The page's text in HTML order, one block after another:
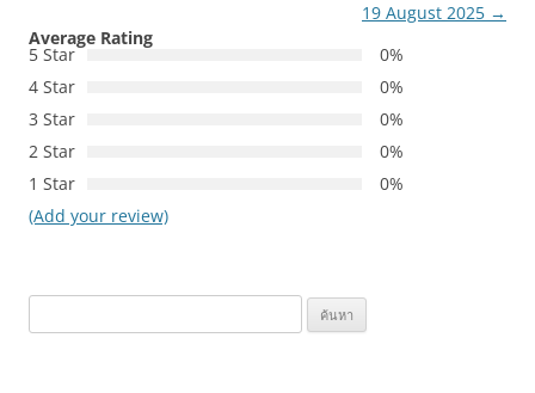
19 August 2025 →
Average Rating
5 Star
0%
4 Star
0%
3 Star
0%
2 Star
0%
1 Star
0%
(Add your review)
สำหรับ: